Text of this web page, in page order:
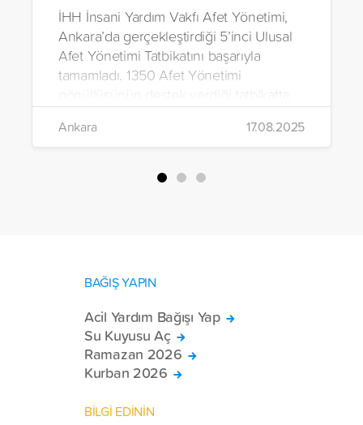
İHH İnsani Yardım Vakfı Afet Yönetimi,
Ankara’da gerçekleştirdiği 5’inci Ulusal
Afet Yönetimi Tatbikatını başarıyla
tamamladı. 1350 Afet Yönetimi
gönüllüsünün destek verdiği tatbikatta
kentsel, suda ve doğada arama kurtarma
çalışmaları gerçekleştirildi.
Ankara 17.08.2025
BAĞIŞ YAPIN
Acil Yardım Bağışı Yap
Su Kuyusu Aç
Ramazan 2026
Kurban 2026
BİLGİ EDİNİN